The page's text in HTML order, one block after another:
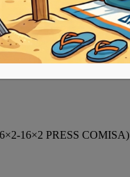
16×2 PRESS COMISA)